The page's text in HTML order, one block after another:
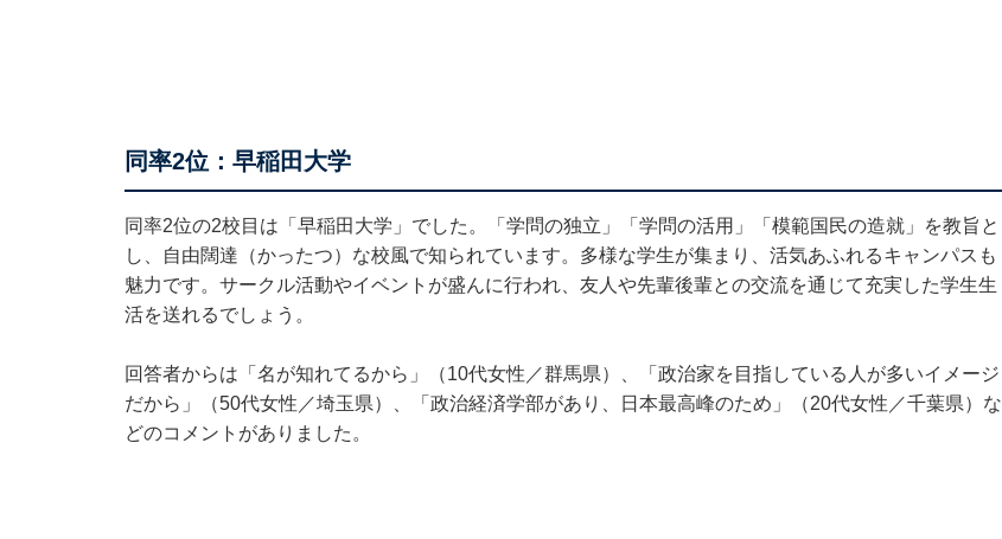
同率2位：早稲田大学
同率2位の2校目は「早稲田大学」でした。「学問の独立」「学問の活用」「模範国民の造就」を教旨と
し、自由闊達（かったつ）な校風で知られています。多様な学生が集まり、活気あふれるキャンパスも
魅力です。サークル活動やイベントが盛んに行われ、友人や先輩後輩との交流を通じて充実した学生生
活を送れるでしょう。
回答者からは「名が知れてるから」（10代女性／群馬県）、「政治家を目指している人が多いイメージ
だから」（50代女性／埼玉県）、「政治経済学部があり、日本最高峰のため」（20代女性／千葉県）な
どのコメントがありました。